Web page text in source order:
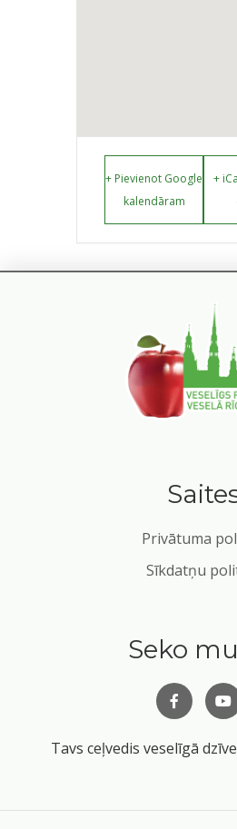
+ Pievienot Google
kalendāram
+
Privātuma
Sīkdatņu
Seko
Tavs ceļvedis veselīgā